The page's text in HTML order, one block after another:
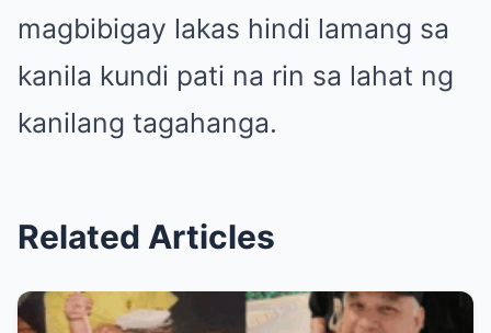
magbibigay lakas hindi lamang sa
kanila kundi pati na rin sa lahat ng
kanilang tagahanga.
Related Articles